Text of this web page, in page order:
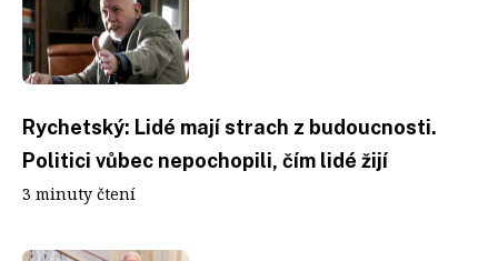
Rychetský: Lidé mají strach z budoucnosti.
Politici vůbec nepochopili, čím lidé žijí
3 minuty čtení